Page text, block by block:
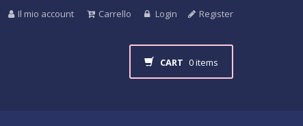
Il mio account Carrello Login Register
CART 0 items